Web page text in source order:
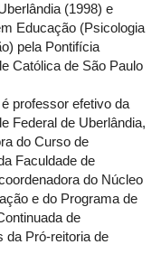
(1998) e
Educação (Psicologia
pela Pontifícia
Católica de São Paulo
professor efetivo da
Federal de Uberlândia,
do Curso de
Faculdade de
do Núcleo
e do Programa de
de
da Pró-reitoria de